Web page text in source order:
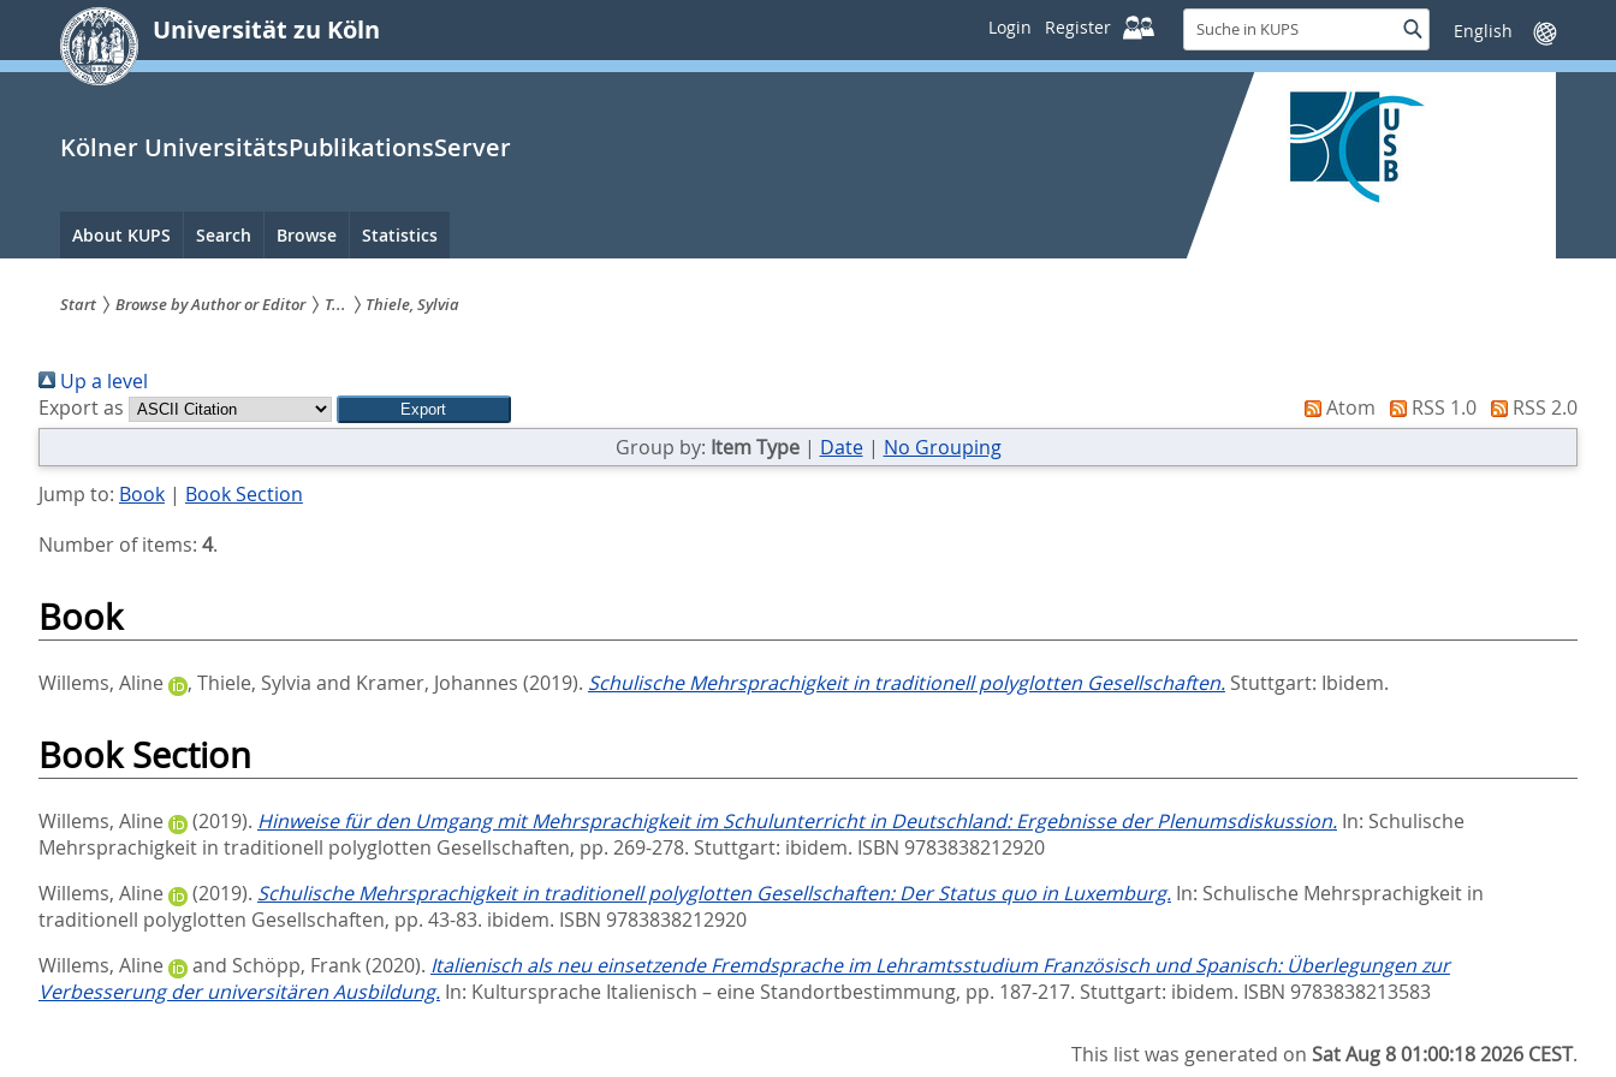
springen
Universität zu Köln Login Register
Suche
in
KUPS
SucheSprache
wechseln
Kölner UniversitätsPublikationsServer
Hauptnavigation
About KUPS Search Browse Statistics
sind
hier:
Start Browse by Author or Editor T... Thiele, Sylvia
Up a level
Export as
Atom RSS 1.0
RSS 2.0
Group by: Item Type| Date| No Grouping
Jump to: Book| Book Section
Number of items: 4.
Book
Willems, Aline , Thiele, Sylvia and Kramer, Johannes (2019). Schulische Mehrsprachigkeit in traditionell polyglotten Gesellschaften. Stuttgart: Ibidem.
Book Section
Willems, Aline (2019). Hinweise für den Umgang mit Mehrsprachigkeit im Schulunterricht in Deutschland: Ergebnisse der Plenumsdiskussion. In: Schulische
Mehrsprachigkeit in traditionell polyglotten Gesellschaften, pp. 269-278. Stuttgart: ibidem. ISBN 9783838212920
Willems, Aline
(2019). Schulische Mehrsprachigkeit in traditionell polyglotten Gesellschaften: Der Status quo in Luxemburg. In: Schulische Mehrsprachigkeit in
traditionell polyglotten Gesellschaften, pp. 43-83. ibidem. ISBN 9783838212920
Willems, Aline
and Schöpp, Frank(2020). Italienisch als neu einsetzende Fremdsprache im Lehramtsstudium Französisch und Spanisch: Überlegungen zur
Verbesserung der universitären Ausbildung. In: Kultursprache Italienisch – eine Standortbestimmung, pp. 187-217. Stuttgart: ibidem. ISBN 9783838213583
This list was generated onSat Aug 8 01:00:18 2026 CEST.